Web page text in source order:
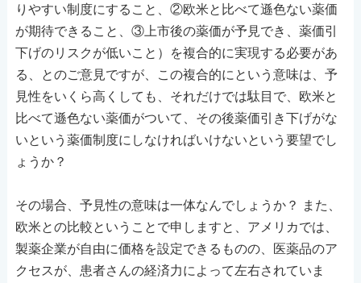
りやすい制度にすること、②欧米と比べて遜色ない薬価
が期待できること、③上市後の薬価が予見でき、薬価引
下げのリスクが低いこと）を複合的に実現する必要があ
る、とのご意見ですが、この複合的にという意味は、予
見性をいくら高くしても、それだけでは駄目で、欧米と
比べて遜色ない薬価がついて、その後薬価引き下げがな
いという薬価制度にしなければいけないという要望でし
ょうか？
その場合、予見性の意味は一体なんでしょうか？ また、
欧米との比較ということで申しますと、アメリカでは、
製薬企業が自由に価格を設定できるものの、医薬品のア
クセスが、患者さんの経済力によって左右されていま